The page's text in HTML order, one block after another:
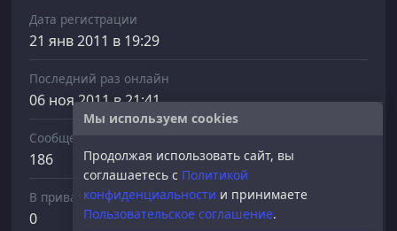
Дата регистрации
21 янв 2011 в 19:29
Последний раз онлайн
06 ноя 2011 в 21:41
Сообщений отправлено
186
В приват
0
Мы используем cookies
Продолжая использовать сайт, вы
соглашаетесь с Политикой
конфиденциальности и принимаете
Пользовательское соглашение.